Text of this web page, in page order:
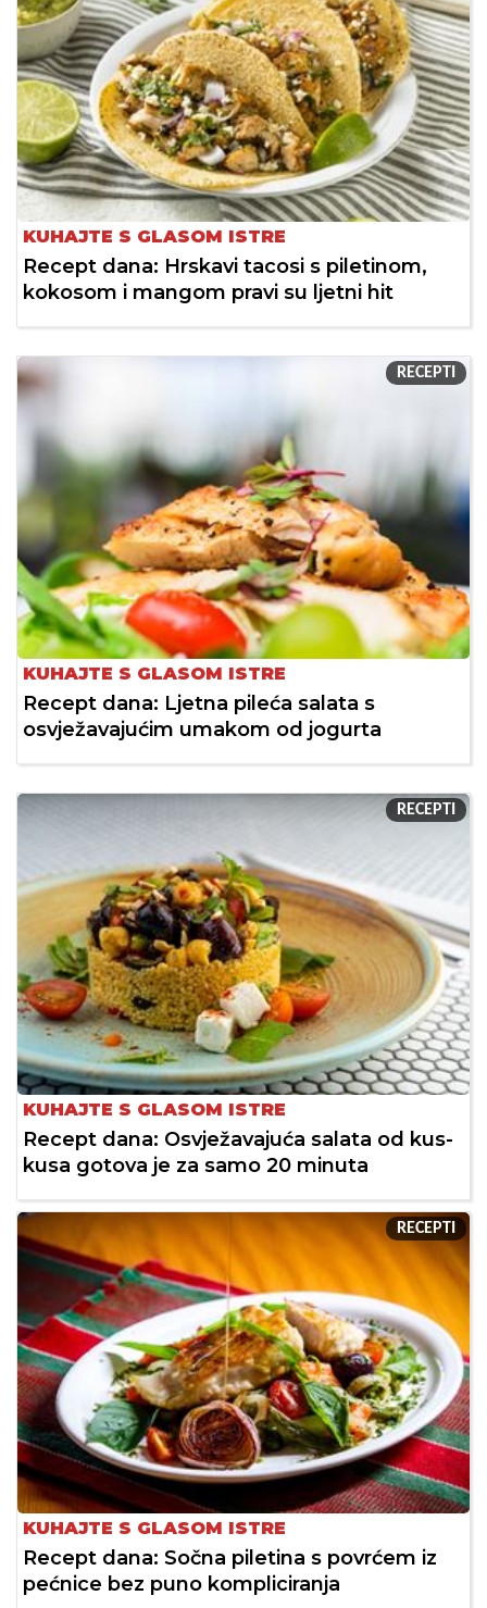
KUHAJTE S GLASOM ISTRE
Recept dana: Hrskavi tacosi s piletinom,
kokosom i mangom pravi su ljetni hit
RECEPTI
KUHAJTE S GLASOM ISTRE
Recept dana: Ljetna pileća salata s
osvježavajućim umakom od jogurta
RECEPTI
KUHAJTE S GLASOM ISTRE
Recept dana: Osvježavajuća salata od kus-
kusa gotova je za samo 20 minuta
RECEPTI
KUHAJTE S GLASOM ISTRE
Recept dana: Sočna piletina s povrćem iz
pećnice bez puno kompliciranja